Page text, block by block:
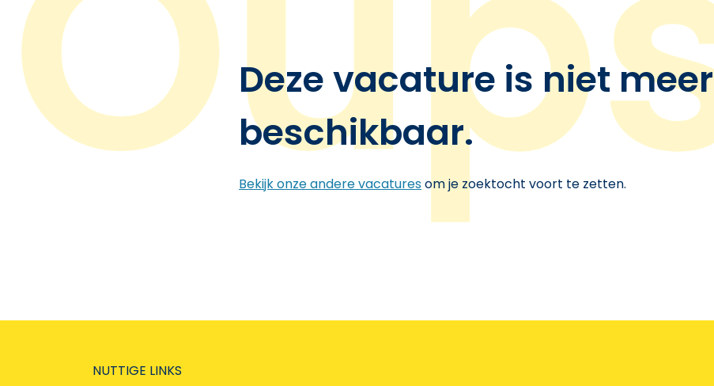
Deze vacature is niet meer
beschikbaar.
Bekijk onze andere vacaturesom je zoektocht voort te zetten.
NUTTIGE LINKS